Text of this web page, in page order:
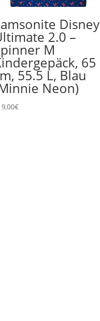
Disney
2.0 –
M
65
55.5 L, Blau
Neon)
€